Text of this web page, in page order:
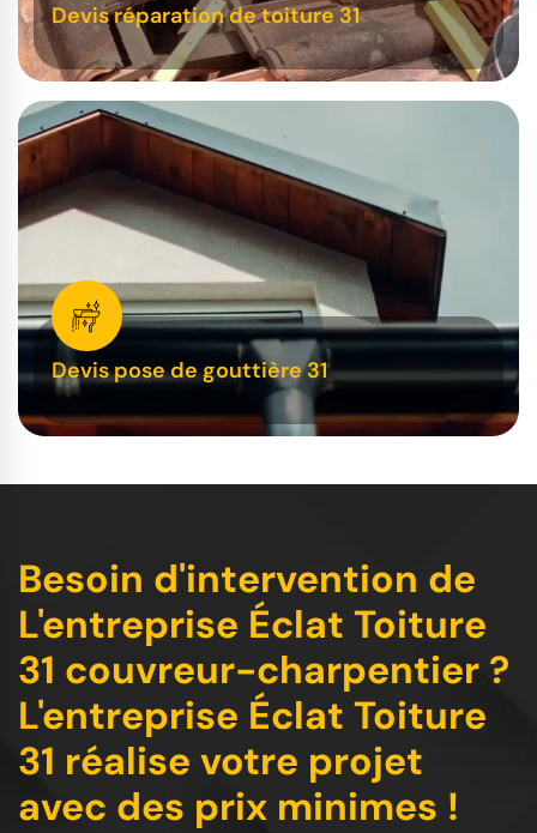
Devis réparation de toiture 31
Devis pose de gouttière 31
Besoin d'intervention de
L'entreprise Éclat Toiture
31 couvreur-charpentier ?
L'entreprise Éclat Toiture
31 réalise votre projet
avec des prix minimes !